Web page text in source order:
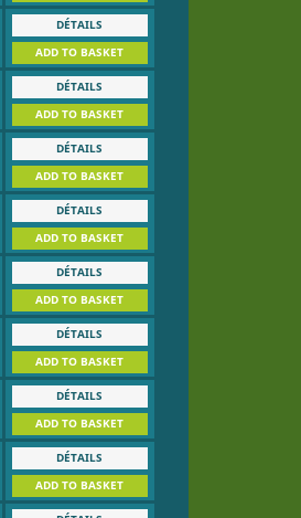
DÉTAILS
ADD TO BASKET
DÉTAILS
ADD TO BASKET
DÉTAILS
ADD TO BASKET
DÉTAILS
ADD TO BASKET
DÉTAILS
ADD TO BASKET
DÉTAILS
ADD TO BASKET
DÉTAILS
ADD TO BASKET
DÉTAILS
ADD TO BASKET